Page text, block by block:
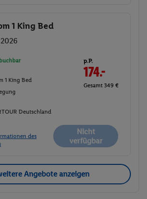
1 King Bed
1 King Bed
p.P.
174.-
Gesamt 349 €
Deutschland
des
Nicht
verfügbar
Angebote anzeigen